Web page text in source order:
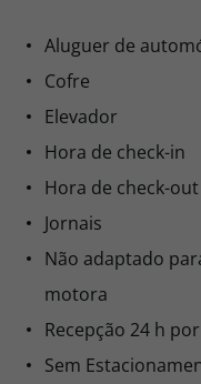
Aluguer de
Cofre
Elevador
Hora de check-in
Hora de check-out
Jornais
Não adaptado
motora
Recepção 24 h
Sem